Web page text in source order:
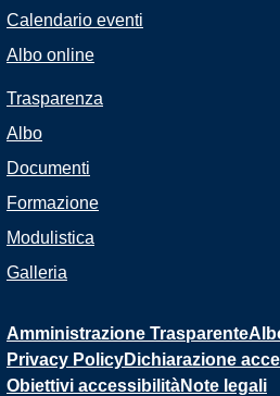
Calendario eventi
Albo online
Trasparenza
Albo
Documenti
Formazione
Modulistica
Galleria
Amministrazione Trasparente
Privacy PolicyDichiarazione
Obiettivi accessibilitàNote legali